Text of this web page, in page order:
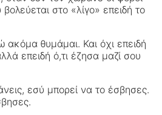
στο «λίγο» επειδή το
ακόμα θυμάμαι. Και όχι επειδή
επειδή ό,τι έζησα μαζί σου
εσύ μπορεί να το έσβησες.